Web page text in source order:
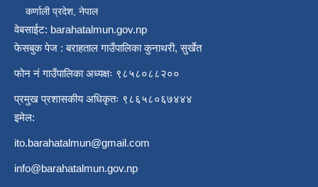
कर्णाली प्रदेश, नेपाल
वेबसाईट: barahatalmun.gov.np
फेसबुक पेज : बराहताल गाउँपालिका कुनाथरी, सुर्खेत
फोन नं गाउँपालिका अध्यक्षः ९८५८०८८२००
प्रमुख प्रशासकीय अधिकृतः ९८६५८०६७४४४
इमेल:
ito.barahatalmun@gmail.com
info@barahatalmun.gov.np